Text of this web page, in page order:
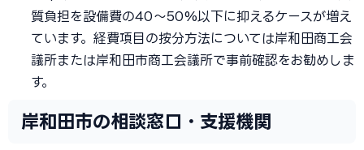
質負担を設備費の40〜50%以下に抑えるケースが増え
ています。経費項目の按分方法については岸和田商工会
議所または岸和田市商工会議所で事前確認をお勧めしま
す。
岸和田市の相談窓口・支援機関